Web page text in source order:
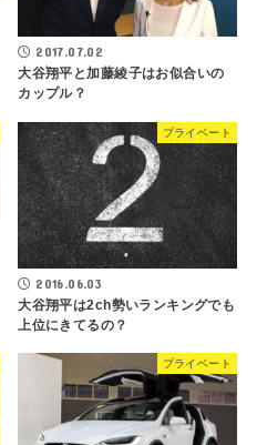
2017.07.02
大谷翔平と加藤綾子はお似合いの
カップル？
プライベート
2016.06.03
大谷翔平は2ch勢いランキングでも
上位にきてるの？
プライベート